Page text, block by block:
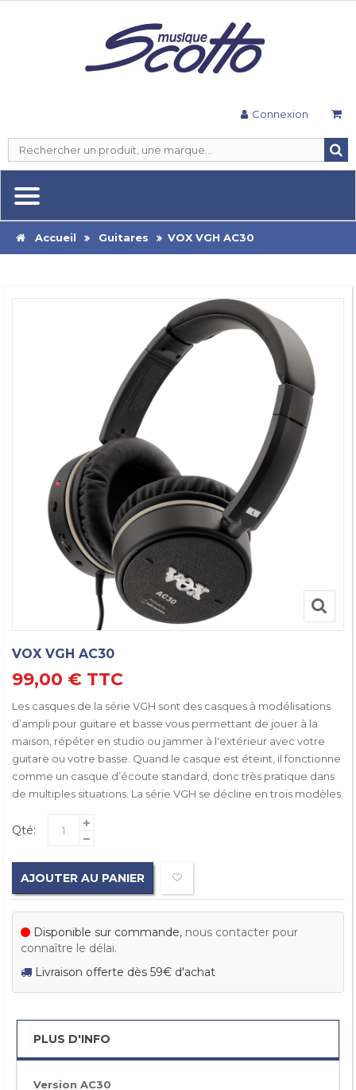
Connexion
Accueil Guitares VOX VGH AC30
VOX VGH AC30
99,00 € TTC
Les casques de la série VGH sont des casques à modélisations
d’ampli pour guitare et basse vous permettant de jouer à la
maison, répéter en studio ou jammer à l'extérieur avec votre
guitare ou votre basse. Quand le casque est éteint, il fonctionne
comme un casque d’écoute standard, donc très pratique dans
de multiples situations. La série VGH se décline en trois modèles.
Qté:
AJOUTER AU PANIER
Disponible sur commande, nous contacter pour
connaître le délai.
Livraison offerte dès 59€ d'achat
PLUS D'INFO
Version AC30